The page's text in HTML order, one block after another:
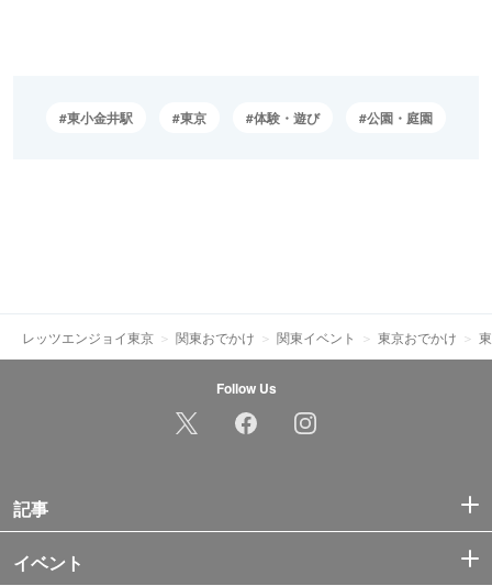
東小金井駅 東京 体験・遊び 公園・庭園
レッツエンジョイ東京 関東おでかけ 関東イベント 東京おでかけ
Follow Us
記事
イベント